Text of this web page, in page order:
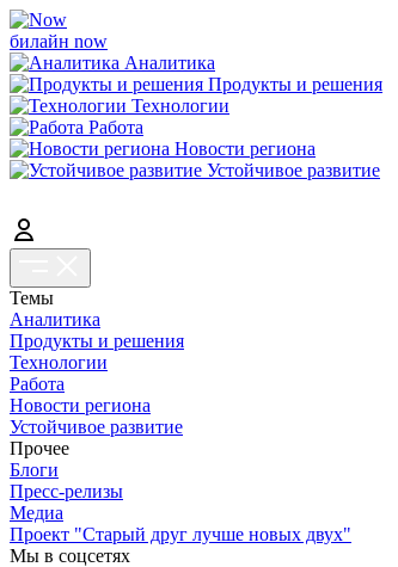
билайн now
Аналитика
Продукты и решения
Технологии
Работа
Новости региона
Устойчивое развитие
Темы
Аналитика
Продукты и решения
Технологии
Работа
Новости региона
Устойчивое развитие
Прочее
Блоги
Пресс-релизы
Медиа
Проект "Старый друг лучше новых двух"
Мы в соцсетях